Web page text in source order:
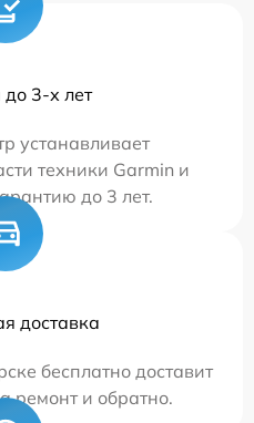
до 3-х лет
устанавливает
техники Garmin и
до 3 лет.
доставка
бесплатно доставит
ремонт и обратно.